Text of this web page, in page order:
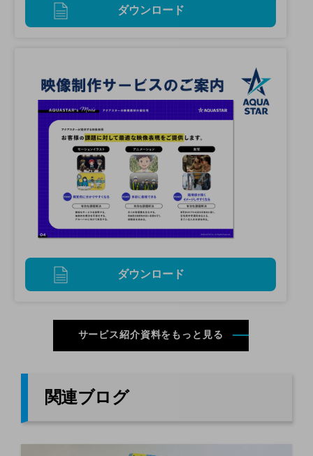
ダウンロード
ダウンロード
サービス紹介資料をもっと見る
関連ブログ